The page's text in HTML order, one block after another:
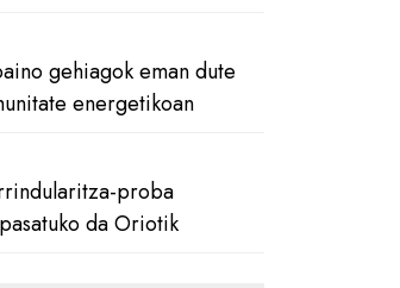
gehiagok eman dute
energetikoan
proba
da Oriotik